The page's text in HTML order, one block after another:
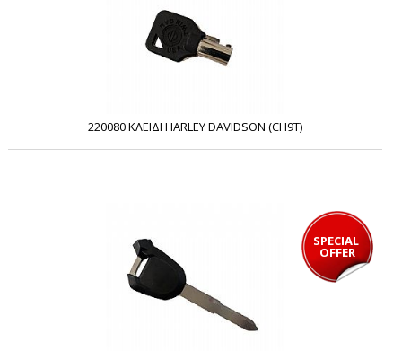
220080 ΚΛΕΙΔΙ HARLEY DAVIDSON (CH9T)
SPECIAL
OFFER